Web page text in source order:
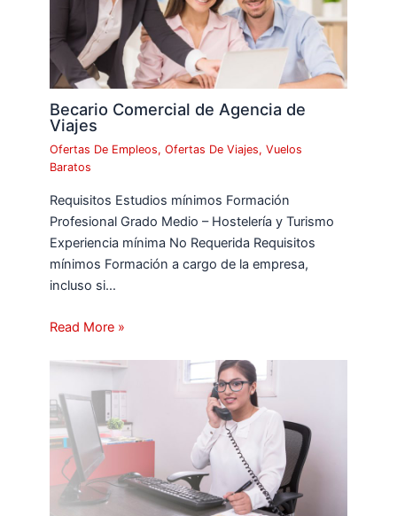
Becario Comercial de Agencia de
Viajes
Ofertas De Empleos,Ofertas De Viajes,Vuelos
Baratos
Requisitos Estudios mínimos Formación
Profesional Grado Medio – Hostelería y Turismo
Experiencia mínima No Requerida Requisitos
mínimos Formación a cargo de la empresa,
incluso si…
Read More »